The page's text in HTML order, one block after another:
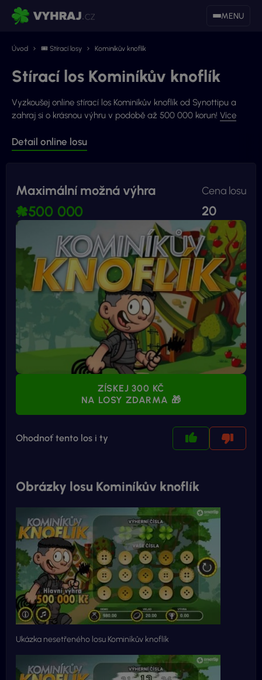
MENU
Úvod 🎟 Stírací losy Kominíkův knoflík
Stírací los Kominíkův knoflík
Vyzkoušej online stírací los Kominíkův knoflík od Synottipu a
zahraj si o krásnou výhru v podobě až 500 000 korun! Více
Detail online losu
Maximální možná výhra
500 000
Cena losu
20
ZÍSKEJ 300 KČ
NA LOSY ZDARMA 🎁
Ohodnoť tento los i ty
Obrázky losu Kominíkův knoflík
Ukázka nesetřeného losu Kominíkův knoflík